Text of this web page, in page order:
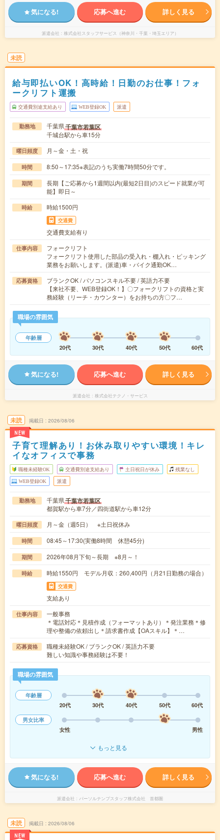
気になる! 応募へ進む 詳しく見る
派遣会社 株式会社スタッフサービス（神奈川・千葉・埼玉エリア）
未読
給与即払いOK！高時給！日勤のお仕事！フォ
ークリフト運搬
交通費別途支給あり WEB登録OK 派遣
勤務地 千葉県千葉市若葉区
千城台駅から車15分
曜日頻度 月～金・土・祝
時間 8:50～17:35※表記のうち実働7時間50分です。
期間
長期【ご応募から1週間以内(最短2日目)のスピード就業が可
能】即日～
時給 時給1500円
交通費
交通費支給有り
仕事内容
フォークリフト
フォークリフト使用した部品の受入れ・棚入れ・ピッキング
業務をお願いします。(派遣)車・バイク通勤OK…
応募資格
ブランクOK / パソコンスキル不要 / 英語力不要
【来社不要、WEB登録OK！】〇フォークリフトの資格と実
務経験（リーチ・カウンター）をお持ちの方〇フ…
職場の雰囲気
年齢層
20代
30代 40代 50代 60代
気になる! 応募へ進む 詳しく見る
派遣会社 株式会社テクノ・サービス
未読
NEW
掲載日 2026/08/06
子育て理解あり！お休み取りやすい環境！キレ
イなオフィスで事務
職種未経験OK 交通費別途支給あり 土日祝日が休み 残業なし
WEB登録OK 派遣
勤務地 千葉県千葉市若葉区
都賀駅から車7分／四街道駅から車12分
曜日頻度 月～金（週5日） ※土日祝休み
時間 08:45～17:30(実働8時間 休憩45分)
期間 2026年08月下旬～長期 ※8月～！
時給 時給1550円 モデル月収：260,400円（月21日勤務の場合）
交通費
支給あり
仕事内容
一般事務
＊電話対応＊見積作成（フォーマットあり）＊発注業務＊修
理や整備の依頼出し＊請求書作成【OAスキル】＊…
応募資格
職種未経験OK / ブランクOK / 英語力不要
難しい知識や事務経験は不要！
職場の雰囲気
年齢層
20代
30代 40代 50代
60代
男女比率
女性
男性
もっと見る
気になる! 応募へ進む 詳しく見る
派遣会社 パーソルテンプスタッフ株式会社 首都圏
未読
NEW
掲載日 2026/08/06